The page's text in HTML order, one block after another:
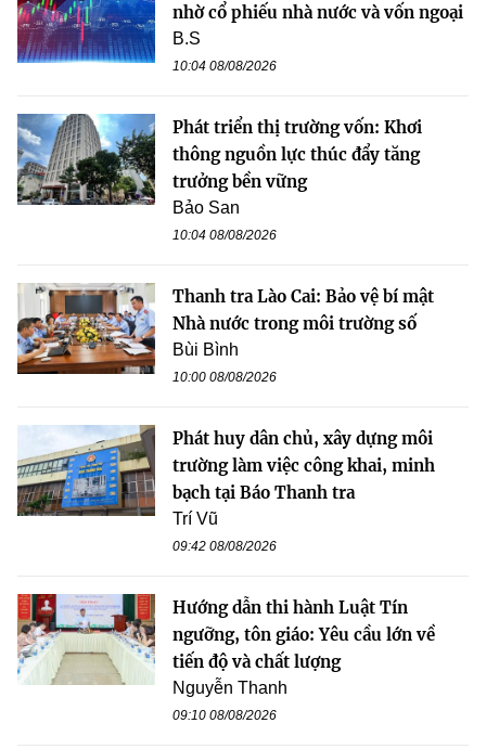
nhờ cổ phiếu nhà nước và vốn ngoại
B.S
10:04 08/08/2026
Phát triển thị trường vốn: Khơi
thông nguồn lực thúc đẩy tăng
trưởng bền vững
Bảo San
10:04 08/08/2026
Thanh tra Lào Cai: Bảo vệ bí mật
Nhà nước trong môi trường số
Bùi Bình
10:00 08/08/2026
Phát huy dân chủ, xây dựng môi
trường làm việc công khai, minh
bạch tại Báo Thanh tra
Trí Vũ
09:42 08/08/2026
Hướng dẫn thi hành Luật Tín
ngưỡng, tôn giáo: Yêu cầu lớn về
tiến độ và chất lượng
Nguyễn Thanh
09:10 08/08/2026